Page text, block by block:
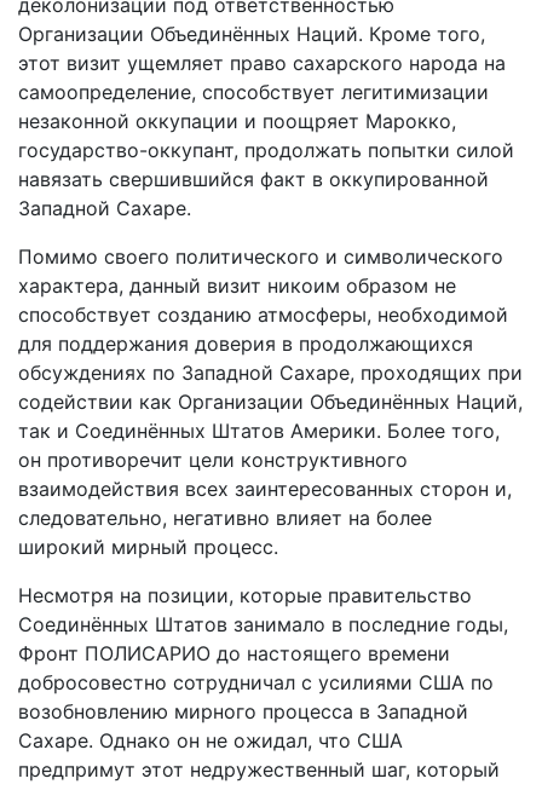
Организации Объединённых Наций. Кроме того,
этот визит ущемляет право сахарского народа на
самоопределение, способствует легитимизации
незаконной оккупации и поощряет Марокко,
государство-оккупант, продолжать попытки силой
навязать свершившийся факт в оккупированной
Западной Сахаре.
Помимо своего политического и символического
характера, данный визит никоим образом не
способствует созданию атмосферы, необходимой
для поддержания доверия в продолжающихся
обсуждениях по Западной Сахаре, проходящих при
содействии как Организации Объединённых Наций,
так и Соединённых Штатов Америки. Более того,
он противоречит цели конструктивного
взаимодействия всех заинтересованных сторон и,
следовательно, негативно влияет на более
широкий мирный процесс.
Несмотря на позиции, которые правительство
Соединённых Штатов занимало в последние годы,
Фронт ПОЛИСАРИО до настоящего времени
добросовестно сотрудничал с усилиями США по
возобновлению мирного процесса в Западной
Сахаре. Однако он не ожидал, что США
предпримут этот недружественный шаг, который